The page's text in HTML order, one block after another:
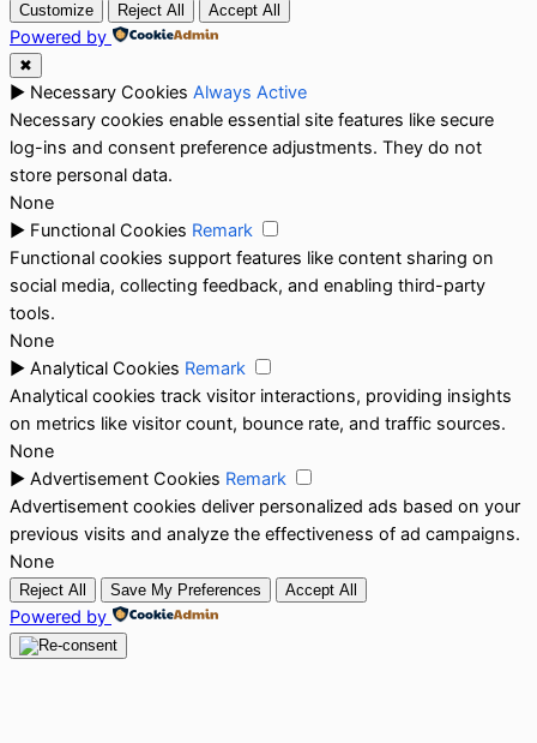
Customize Reject All Accept All
Powered by
✖
► Necessary Cookies Always Active
Necessary cookies enable essential site features like secure
log-ins and consent preference adjustments. They do not
store personal data.
None
► Functional Cookies Remark
Functional cookies support features like content sharing on
social media, collecting feedback, and enabling third-party
tools.
None
► Analytical Cookies Remark
Analytical cookies track visitor interactions, providing insights
on metrics like visitor count, bounce rate, and traffic sources.
None
► Advertisement Cookies Remark
Advertisement cookies deliver personalized ads based on your
previous visits and analyze the effectiveness of ad campaigns.
None
Reject All Save My Preferences Accept All
Powered by